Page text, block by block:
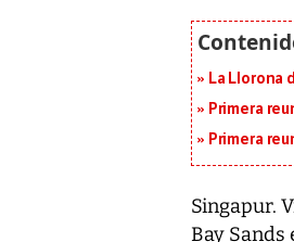
La Llorona
Primera
Primera
Singapur.
Bay